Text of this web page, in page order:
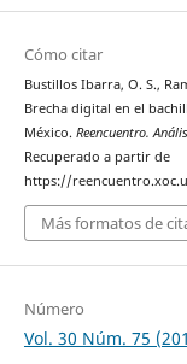
Cómo citar
Bustillos Ibarra, O. S.,
Brecha digital en el
México. Reencuentro.
Recuperado a partir de
https://
Más formatos de
Número
Vol. 30 Núm. 75